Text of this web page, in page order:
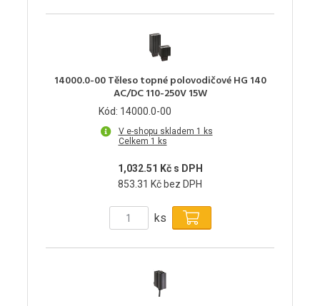
14000.0-00 Těleso topné polovodičové HG 140
AC/DC 110-250V 15W
Kód: 14000.0-00
V e-shopu skladem 1 ks
Celkem 1 ks
1,032.51 Kč s DPH
853.31 Kč bez DPH
ks